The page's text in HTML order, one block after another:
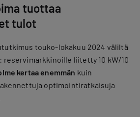
tuottaa
tulot
touko-lokakuu 2024 väliltä
reservimarkkinoille liitetty 10 kW/10
kertaa enemmän kuin
optimointiratkaisuja